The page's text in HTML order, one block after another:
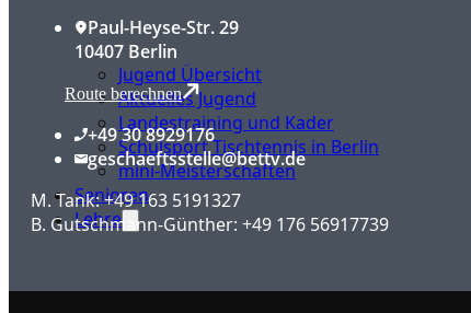
Jugend Übersicht
Aktuelles Jugend
Landestraining und Kader
Schulsport Tischtennis in Berlin
mini-Meisterschaften
Senioren
Lehre
Paul-Heyse-Str. 29
10407 Berlin
Route berechnen
+49 30 8929176
geschaeftsstelle@bettv.de
M. Tank: +49 163 5191327
B. Gutschmann-Günther: +49 176 56917739